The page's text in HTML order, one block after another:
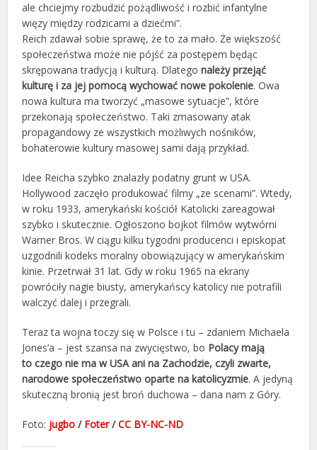
ale chciejmy rozbudzić pożądliwość i rozbić infantylne
więzy między rodzicami a dziećmi”.
Reich zdawał sobie sprawę, że to za mało. Że większość
społeczeństwa może nie pójść za postępem będąc
skrępowana tradycją i kulturą. Dlategonależy przejąć
kulturę i za jej pomocą wychować nowe pokolenie. Owa
nowa kultura ma tworzyć „masowe sytuacje”, które
przekonają społeczeństwo. Taki zmasowany atak
propagandowy ze wszystkich możliwych nośników,
bohaterowie kultury masowej sami dają przykład.
Idee Reicha szybko znalazły podatny grunt w USA.
Hollywood zaczęło produkować filmy „ze scenami”. Wtedy,
w roku 1933, amerykański kościół Katolicki zareagował
szybko i skutecznie. Ogłoszono bojkot filmów wytwórni
Warner Bros. W ciągu kilku tygodni producenci i episkopat
uzgodnili kodeks moralny obowiązujący w amerykańskim
kinie. Przetrwał 31 lat. Gdy w roku 1965 na ekrany
powróciły nagie biusty, amerykańscy katolicy nie potrafili
walczyć dalej i przegrali.
Teraz ta wojna toczy się w Polsce i tu – zdaniem Michaela
Jones’a – jest szansa na zwycięstwo, bo Polacy mają
to czego nie ma w USA ani na Zachodzie, czyli zwarte,
narodowe społeczeństwo oparte na katolicyzmie. A jedyną
skuteczną bronią jest broń duchowa – dana nam z Góry.
Foto: jugbo / Foter/CC BY-NC-ND